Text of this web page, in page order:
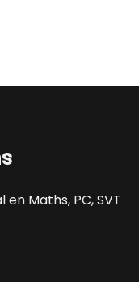
Maths, PC, SVT